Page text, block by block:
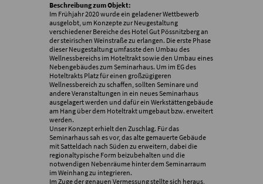
Beschreibung zum Objekt:
Im Frühjahr 2020 wurde ein geladener Wettbewerb
ausgelobt, um Konzepte zur Neugestaltung
verschiedener Bereiche des Hotel Gut Pössnitzberg an
der steirischen Weinstraße zu erlangen. Die erste Phase
dieser Neugestaltung umfasste den Umbau des
Wellnessbereichs im Hoteltrakt sowie den Umbau eines
Nebengebäudes zum Seminarhaus. Um im EG des
Hoteltrakts Platz für einen großzügigeren
Wellnessbereich zu schaffen, sollten Seminare und
andere Veranstaltungen in ein neues Seminarhaus
ausgelagert werden und dafür ein Werkstättengebäude
am Hang über dem Hoteltrakt umgebaut bzw. erweitert
werden.
Unser Konzept erhielt den Zuschlag. Für das
Seminarhaus sah es vor, das alte gemauerte Gebäude
mit Satteldach nach Süden zu erweitern, dabei die
regionaltypische Form beizubehalten und die
notwendigen Nebenräume hinter dem Seminarraum
im Weinhang zu integrieren.
Im Zuge der genauen Vermessung stellte sich heraus,